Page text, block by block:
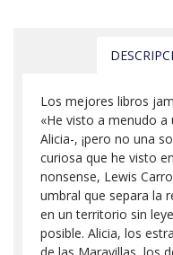
Los mejores libros
«He visto a menudo
Alicia-, ¡pero no una
curiosa que he visto
nonsense, Lewis
umbral que separa la
en un territorio sin
posible. Alicia, los